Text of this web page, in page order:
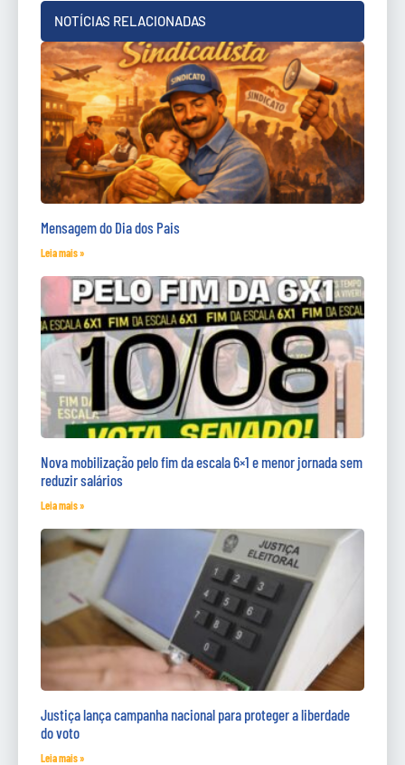
NOTÍCIAS RELACIONADAS
Mensagem do Dia dos Pais
Leia mais »
Nova mobilização pelo fim da escala 6×1 e menor jornada sem
reduzir salários
Leia mais »
Justiça lança campanha nacional para proteger a liberdade
do voto
Leia mais »